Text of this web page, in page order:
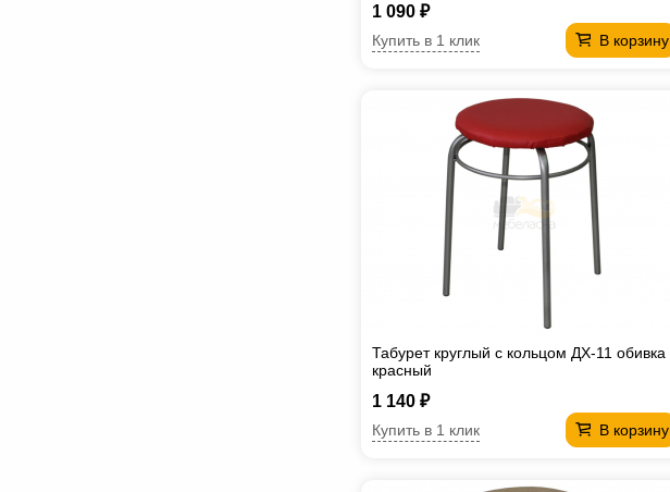
1 090 ₽
В корзину
Купить в 1 клик
Табурет круглый с кольцом ДХ-11 обивка
красный
1 140 ₽
В корзину
Купить в 1 клик